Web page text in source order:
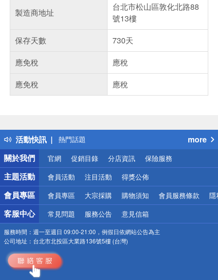
製造商地址
台北市松山區敦化北路88
號13樓
保存天數
730天
應免稅
應稅
應免稅
應稅
活動快訊
得獎公告
熱門話題
銀行優惠
偏遠地區配送
詐騙網頁！請小心！
more
關於我們
官網 促銷目錄 分店資訊 保險服務
主題活動 會員活動 注目活動 得獎公佈
會員專區 會員專區 大宗採購 購物須知 會員服務條款 隱
客服中心 常見問題 服務公告 意見信箱
服務時間： 週一至週日 09:00-21:00，例假日依網站公告為主
公司地址： 台北市北投區大業路136號5樓 (台灣)